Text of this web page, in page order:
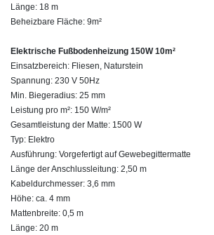
Länge: 18 m
Beheizbare Fläche: 9m²
Elektrische Fußbodenheizung 150W 10m²
Einsatzbereich: Fliesen, Naturstein
Spannung: 230 V 50Hz
Min. Biegeradius: 25 mm
Leistung pro m²: 150 W/m²
Gesamtleistung der Matte: 1500 W
Typ: Elektro
Ausführung: Vorgefertigt auf Gewebegittermatte
Länge der Anschlussleitung: 2,50 m
Kabeldurchmesser: 3,6 mm
Höhe: ca. 4 mm
Mattenbreite: 0,5 m
Länge: 20 m